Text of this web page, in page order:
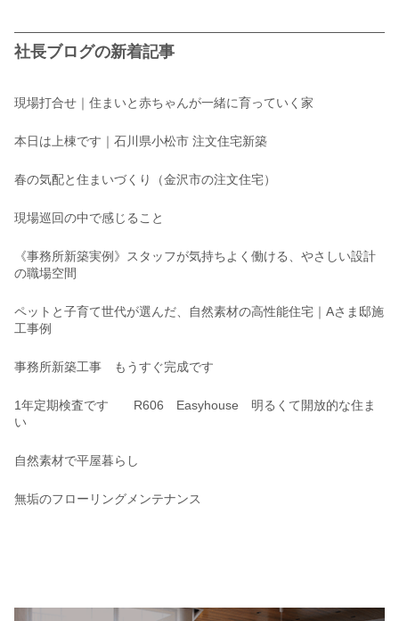
社長ブログの新着記事
現場打合せ｜住まいと赤ちゃんが一緒に育っていく家
本日は上棟です｜石川県小松市 注文住宅新築
春の気配と住まいづくり（金沢市の注文住宅）
現場巡回の中で感じること
《事務所新築実例》スタッフが気持ちよく働ける、やさしい設計
の職場空間
ペットと子育て世代が選んだ、自然素材の高性能住宅｜Aさま邸施
工事例
事務所新築工事 もうすぐ完成です
1年定期検査です R606 Easyhouse 明るくて開放的な住ま
い
自然素材で平屋暮らし
無垢のフローリングメンテナンス